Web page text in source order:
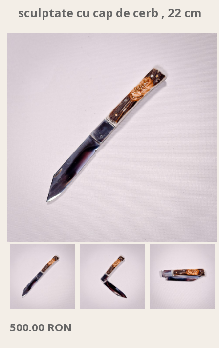
sculptate cu cap de cerb , 22 cm
500.00 RON